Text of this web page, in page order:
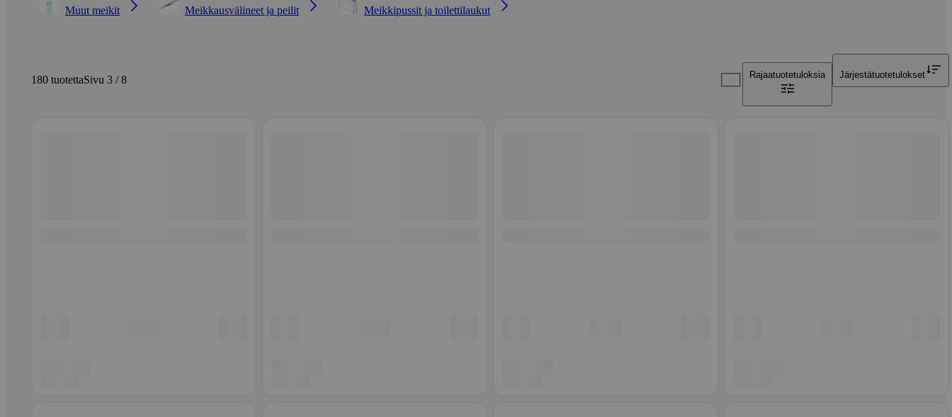
Muut meikit
Meikkausvälineet ja peilit Meikkipussit ja toilettilaukut
180 tuotettaSivu 3 / 8 Rajaatuotetuloksia Järjestätuotetulokset